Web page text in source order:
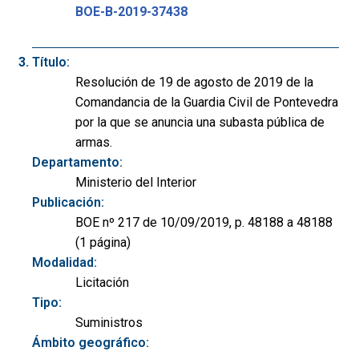
BOE-B-2019-37438
Título:
Resolución de 19 de agosto de 2019 de la
Comandancia de la Guardia Civil de Pontevedra
por la que se anuncia una subasta pública de
armas.
Departamento:
Ministerio del Interior
Publicación:
BOE nº 217 de 10/09/2019, p. 48188 a 48188
(1 página)
Modalidad:
Licitación
Tipo:
Suministros
Ámbito geográfico: